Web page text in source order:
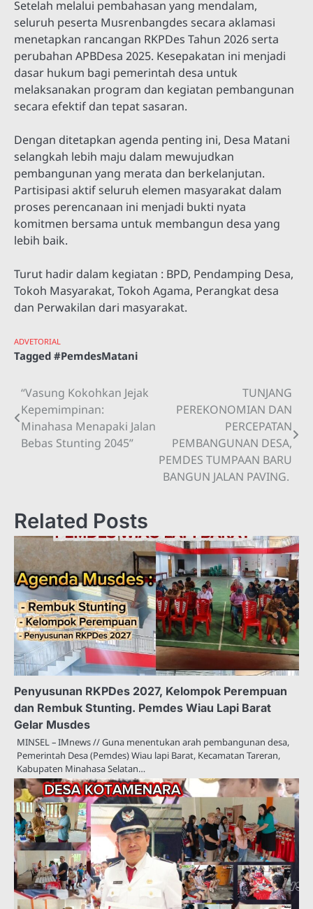
Setelah melalui pembahasan yang mendalam,
seluruh peserta Musrenbangdes secara aklamasi
menetapkan rancangan RKPDes Tahun 2026 serta
perubahan APBDesa 2025. Kesepakatan ini menjadi
dasar hukum bagi pemerintah desa untuk
melaksanakan program dan kegiatan pembangunan
secara efektif dan tepat sasaran.
Dengan ditetapkan agenda penting ini, Desa Matani
selangkah lebih maju dalam mewujudkan
pembangunan yang merata dan berkelanjutan.
Partisipasi aktif seluruh elemen masyarakat dalam
proses perencanaan ini menjadi bukti nyata
komitmen bersama untuk membangun desa yang
lebih baik.
Turut hadir dalam kegiatan : BPD, Pendamping Desa,
Tokoh Masyarakat, Tokoh Agama, Perangkat desa
dan Perwakilan dari masyarakat.
ADVETORIAL
Tagged #PemdesMatani
Navigasi
pos
“Vasung Kokohkan Jejak
Kepemimpinan:
Minahasa Menapaki Jalan
Bebas Stunting 2045”
TUNJANG
PEREKONOMIAN DAN
PERCEPATAN
PEMBANGUNAN DESA,
PEMDES TUMPAAN BARU
BANGUN JALAN PAVING.
Related Posts
Penyusunan RKPDes 2027, Kelompok Perempuan
dan Rembuk Stunting. Pemdes Wiau Lapi Barat
Gelar Musdes
MINSEL – IMnews // Guna menentukan arah pembangunan desa,
Pemerintah Desa (Pemdes) Wiau lapi Barat, Kecamatan Tareran,
Kabupaten Minahasa Selatan…